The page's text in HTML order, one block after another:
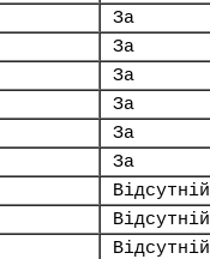
За
За
За
За
За
За
Відсутній
Відсутній
Відсутній